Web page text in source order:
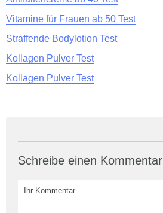
Vitamine für Frauen ab 50 Test
Straffende Bodylotion Test
Kollagen Pulver Test
Kollagen Pulver Test
Schreibe einen Kommentar